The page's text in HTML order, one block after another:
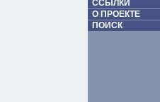
ССЫЛКИ
О ПРОЕКТЕ
ПОИСК